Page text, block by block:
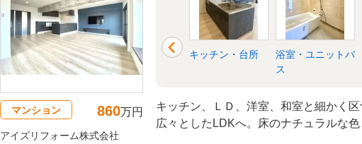
マンション 860万円
アイズリフォーム株式会社
リビング 収納 キッチン・台所
浴室・ユニットバ
ス
キッチン、ＬＤ、洋室、和室と細かく区
広々としたLDKへ。床のナチュラルな